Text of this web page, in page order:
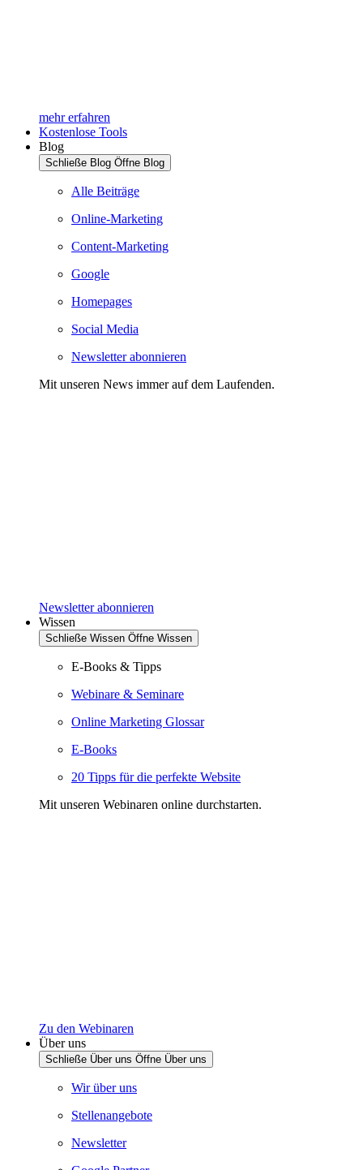
mehr erfahren
Kostenlose Tools
Blog
Schließe Blog Öffne Blog
Alle Beiträge
Online-Marketing
Content-Marketing
Google
Homepages
Social Media
Newsletter abonnieren
Mit unseren News immer auf dem Laufenden.
Newsletter abonnieren
Wissen
Schließe Wissen Öffne Wissen
E-Books & Tipps
Webinare & Seminare
Online Marketing Glossar
E-Books
20 Tipps für die perfekte Website
Mit unseren Webinaren online durchstarten.
Zu den Webinaren
Über uns
Schließe Über uns Öffne Über uns
Wir über uns
Stellenangebote
Newsletter